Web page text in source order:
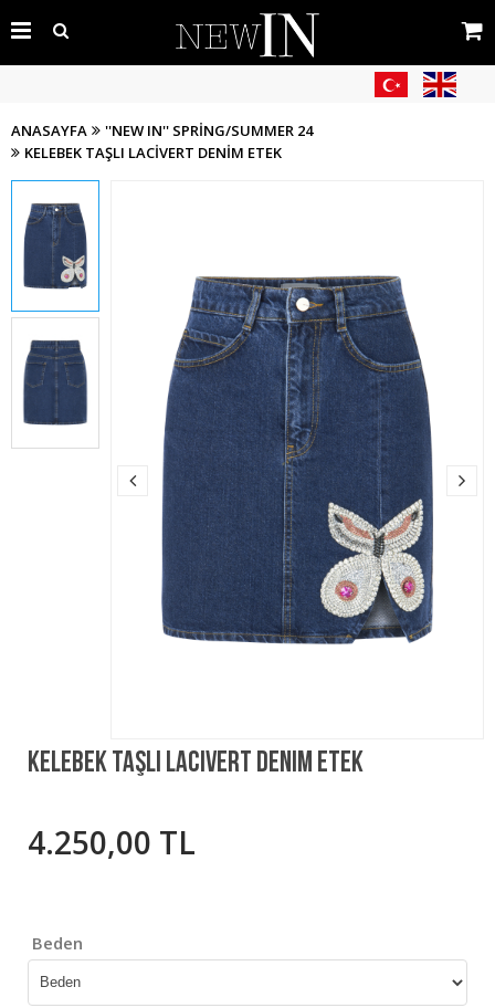
ANASAYFA
''NEW IN'' SPRING/SUMMER 24
KELEBEK TAŞLI LACIVERT DENIM ETEK
Kelebek Taşlı Lacivert Denim Etek
4.250,00 TL
Beden